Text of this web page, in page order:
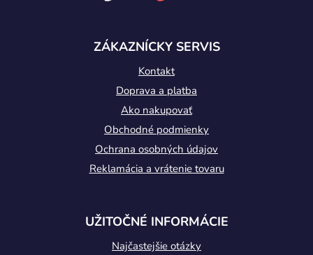
ZÁKAZNÍCKY SERVIS
Kontakt
Doprava a platba
Ako nakupovať
Obchodné podmienky
Ochrana osobných údajov
Reklamácia a vrátenie tovaru
UŽITOČNÉ INFORMÁCIE
Najčastejšie otázky